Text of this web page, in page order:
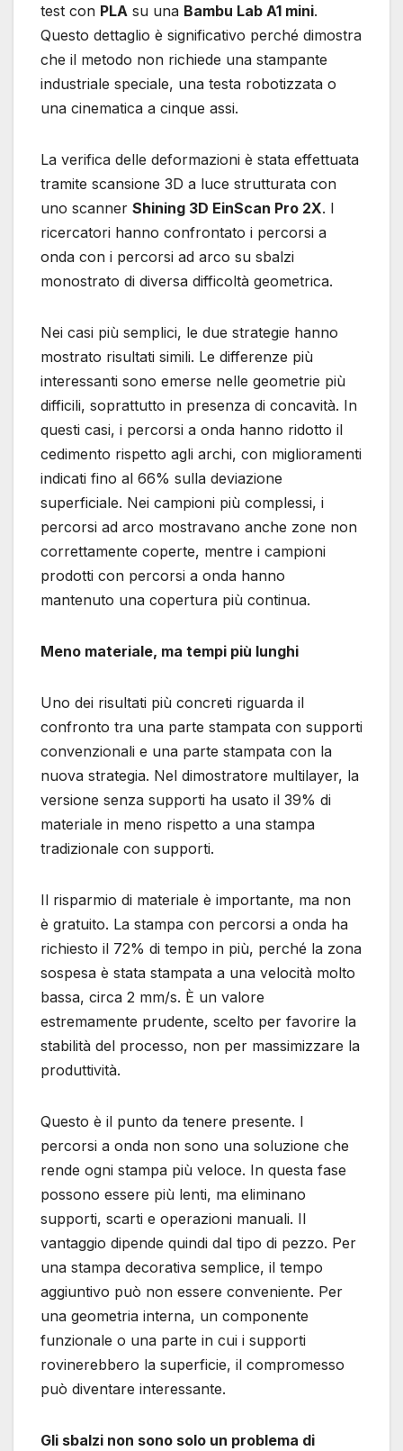
test con PLA su una Bambu Lab A1 mini.
Questo dettaglio è significativo perché dimostra
che il metodo non richiede una stampante
industriale speciale, una testa robotizzata o
una cinematica a cinque assi.
La verifica delle deformazioni è stata effettuata
tramite scansione 3D a luce strutturata con
uno scanner Shining 3D EinScan Pro 2X. I
ricercatori hanno confrontato i percorsi a
onda con i percorsi ad arco su sbalzi
monostrato di diversa difficoltà geometrica.
Nei casi più semplici, le due strategie hanno
mostrato risultati simili. Le differenze più
interessanti sono emerse nelle geometrie più
difficili, soprattutto in presenza di concavità. In
questi casi, i percorsi a onda hanno ridotto il
cedimento rispetto agli archi, con miglioramenti
indicati fino al 66% sulla deviazione
superficiale. Nei campioni più complessi, i
percorsi ad arco mostravano anche zone non
correttamente coperte, mentre i campioni
prodotti con percorsi a onda hanno
mantenuto una copertura più continua.
Meno materiale, ma tempi più lunghi
Uno dei risultati più concreti riguarda il
confronto tra una parte stampata con supporti
convenzionali e una parte stampata con la
nuova strategia. Nel dimostratore multilayer, la
versione senza supporti ha usato il 39% di
materiale in meno rispetto a una stampa
tradizionale con supporti.
Il risparmio di materiale è importante, ma non
è gratuito. La stampa con percorsi a onda ha
richiesto il 72% di tempo in più, perché la zona
sospesa è stata stampata a una velocità molto
bassa, circa 2 mm/s. È un valore
estremamente prudente, scelto per favorire la
stabilità del processo, non per massimizzare la
produttività.
Questo è il punto da tenere presente. I
percorsi a onda non sono una soluzione che
rende ogni stampa più veloce. In questa fase
possono essere più lenti, ma eliminano
supporti, scarti e operazioni manuali. Il
vantaggio dipende quindi dal tipo di pezzo. Per
una stampa decorativa semplice, il tempo
aggiuntivo può non essere conveniente. Per
una geometria interna, un componente
funzionale o una parte in cui i supporti
rovinerebbero la superficie, il compromesso
può diventare interessante.
Gli sbalzi non sono solo un problema di